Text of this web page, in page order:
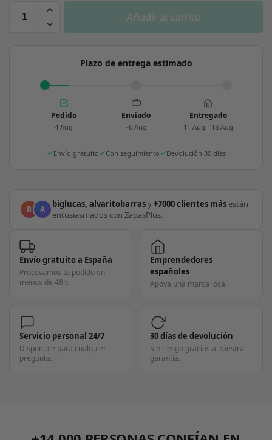
Añadir al carrito
Plazo de entrega estimado
Pedido
4 Aug
Enviado
~6 Aug
Entregado
11 Aug - 18 Aug
Envío gratuito Con seguimiento Devolución 30 días
B A biglucas, alvaritobarrasy+7000 clientes más están
entusiasmados con ZapasPlus.
Envío gratuito a España
Procesamos tu pedido en
menos de 48h.
Emprendedores
españoles
Apoya una marca local.
Servicio personal 24/7
Disponible para cualquier
pregunta.
30 días de devolución
Sin riesgo gracias a nuestra
garantía.